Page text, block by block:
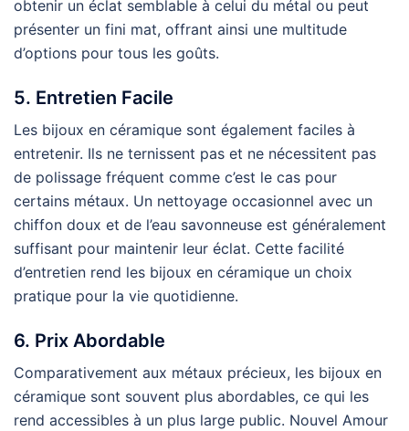
obtenir un éclat semblable à celui du métal ou peut
présenter un fini mat, offrant ainsi une multitude
d’options pour tous les goûts.
5. Entretien Facile
Les bijoux en céramique sont également faciles à
entretenir. Ils ne ternissent pas et ne nécessitent pas
de polissage fréquent comme c’est le cas pour
certains métaux. Un nettoyage occasionnel avec un
chiffon doux et de l’eau savonneuse est généralement
suffisant pour maintenir leur éclat. Cette facilité
d’entretien rend les bijoux en céramique un choix
pratique pour la vie quotidienne.
6. Prix Abordable
Comparativement aux métaux précieux, les bijoux en
céramique sont souvent plus abordables, ce qui les
rend accessibles à un plus large public. Nouvel Amour